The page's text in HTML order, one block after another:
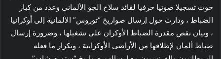
حوت تسجيلا صوتيا حرفيا لقائد سلاح الجو الألمانى وعدد من كبار
الضباط ، ودارت حول إرسال صواريخ “توروس” الألمانية إلى أوكرانيا
، وبيان نقص مقدرة الضباط الأوكران على تشغيلها ، وضرورة إرسال
ضباط ألمان لإطلاقها من الأراضى الأوكرانية ، وتكرار ما فعله